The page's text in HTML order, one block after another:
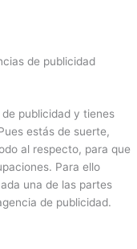
de publicidad
publicidad y tienes
estás de suerte,
al respecto, para que
Para ello
una de las partes
de publicidad.